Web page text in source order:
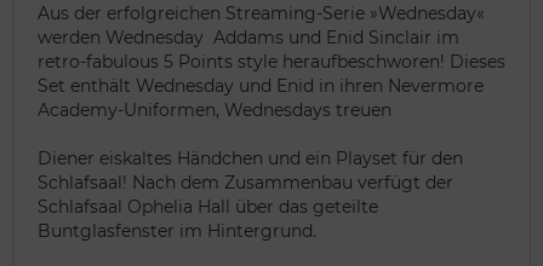
Aus der erfolgreichen Streaming-Serie »Wednesday«
werden Wednesday Addams und Enid Sinclair im
retro-fabulous 5 Points style heraufbeschworen! Dieses
Set enthält Wednesday und Enid in ihren Nevermore
Academy-Uniformen, Wednesdays treuen
Diener eiskaltes Händchen und ein Playset für den
Schlafsaal! Nach dem Zusammenbau verfügt der
Schlafsaal Ophelia Hall über das geteilte
Buntglasfenster im Hintergrund.